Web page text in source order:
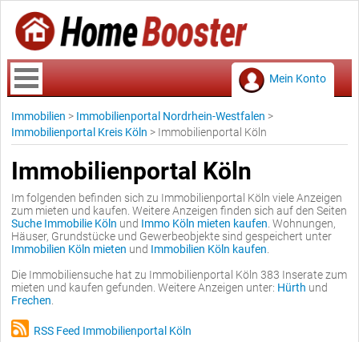
Mein Konto
Immobilien > Immobilienportal Nordrhein-Westfalen >
Immobilienportal Kreis Köln > Immobilienportal Köln
Immobilienportal Köln
Im folgenden befinden sich zu Immobilienportal Köln viele Anzeigen
zum mieten und kaufen. Weitere Anzeigen finden sich auf den Seiten
Suche Immobilie Köln und Immo Köln mieten kaufen . Wohnungen,
Häuser, Grundstücke und Gewerbeobjekte sind gespeichert unter
Immobilien Köln mieten und Immobilien Köln kaufen
Die Immobiliensuche hat zu Immobilienportal Köln 383 Inserate zum
mieten und kaufen gefunden. Weitere Anzeigen unter: Hürth und
Frechen
RSS Feed Immobilienportal Köln